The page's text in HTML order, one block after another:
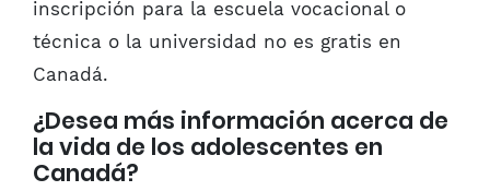
inscripción para la escuela vocacional o
técnica o la universidad no es gratis en
Canadá.
¿Desea más información acerca de
la vida de los adolescentes en
Canadá?